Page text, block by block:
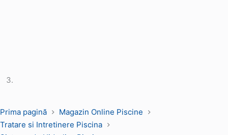
Prima pagină
Magazin Online Piscine
Tratare si Intretinere Piscina